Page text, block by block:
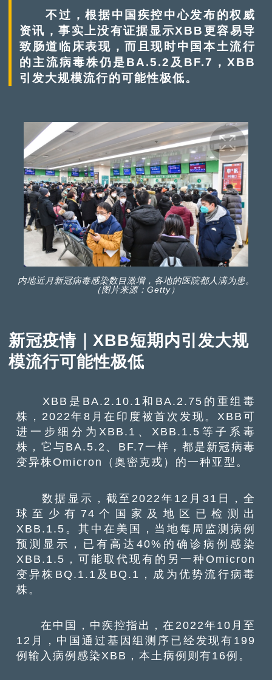
不过，根据中国疾控中心发布的权威
资讯，事实上没有证据显示XBB更容易导
致肠道临床表现，而且现时中国本土流行
的主流病毒株仍是BA.5.2及BF.7，XBB
引发大规模流行的可能性极低。
内地近月新冠病毒感染数目激增，各地的医院都人满为患。
（图片来源：Getty）
新冠疫情｜XBB短期内引发大规
模流行可能性极低
XBB是BA.2.10.1和BA.2.75的重组毒
株，2022年8月在印度被首次发现。XBB可
进一步细分为XBB.1、XBB.1.5等子系毒
株，它与BA.5.2、BF.7一样，都是新冠病毒
变异株Omicron（奥密克戎）的一种亚型。
数据显示，截至2022年12月31日，全
球至少有74个国家及地区已检测出
XBB.1.5。其中在美国，当地每周监测病例
预测显示，已有高达40%的确诊病例感染
XBB.1.5，可能取代现有的另一种Omicron
变异株BQ.1.1及BQ.1，成为优势流行病毒
株。
在中国，中疾控指出，在2022年10月至
12月，中国通过基因组测序已经发现有199
例输入病例感染XBB，本土病例则有16例。